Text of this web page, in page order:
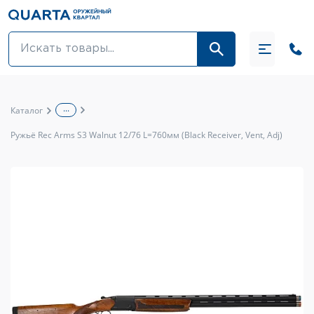
Оптовикам
Каталог ...
Ружьё Rec Arms S3 Walnut 12/76 L=760мм (Black Receiver, Vent, Adj)